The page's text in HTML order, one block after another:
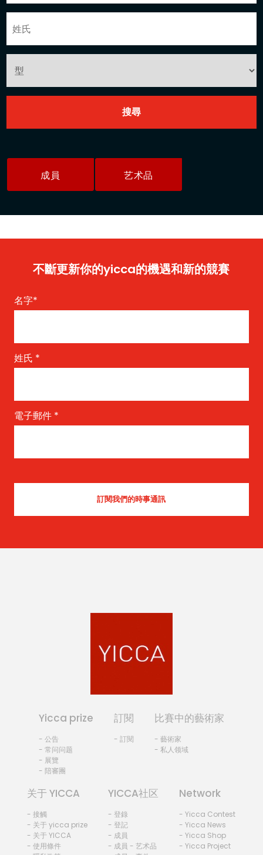
成員 艺术品
不斷更新你的yicca的機遇和新的競賽
名字*
姓氏 *
電子郵件 *
Yicca prize
- 公告
- 常问问题
- 展覽
- 陪審團
訂閱
- 訂閱
比賽中的藝術家
- 藝術家
- 私人领域
关于 YICCA
- 接觸
- 关于 yicca prize
- 关于 YICCA
- 使用條件
YICCA社区
- 登錄
- 登記
- 成員
- 成員 - 艺术品
Network
- Yicca Contest
- Yicca News
- Yicca Shop
- Yicca Project